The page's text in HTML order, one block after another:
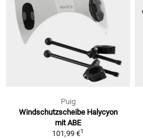
Puig
Windschutzscheibe Halycyon
mit ABE
101,99 €1